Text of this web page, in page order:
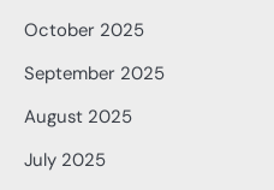
October 2025
September 2025
August 2025
July 2025